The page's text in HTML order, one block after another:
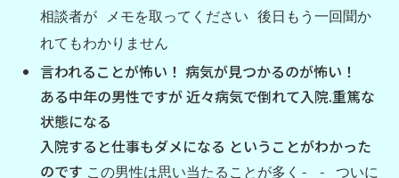
相談者が メモを取ってください 後日もう一回聞か
れてもわかりません
言われることが怖い！ 病気が見つかるのが怖い！
ある中年の男性ですが 近々病気で倒れて入院.重篤な
状態になる
入院すると仕事もダメになる ということがわかった
のです この男性は思い当たることが多く- - ついに